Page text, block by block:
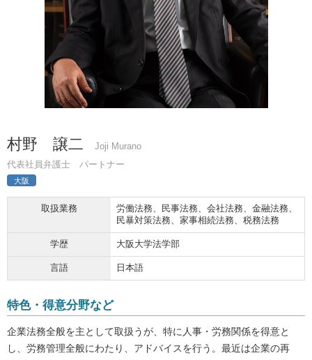
村野 譲二
Joji Murano
代表社員弁護士 パートナー
大阪
取扱業務
労働法務、民事法務、会社法務、金融法務、
民暴対策法務、家事相続法務、税務法務
学歴 大阪大学法学部
言語 日本語
特色・得意分野など
企業法務全般を主として取扱うが、特に人事・労務関係を得意と
し、労務管理全般にわたり、アドバイスを行う。最近は企業の再